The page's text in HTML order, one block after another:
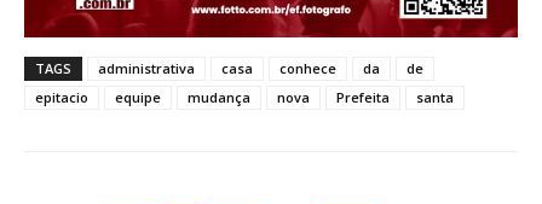
TAGS administrativa casa conhece da
de
epitacio
equipe mudança nova Prefeita santa